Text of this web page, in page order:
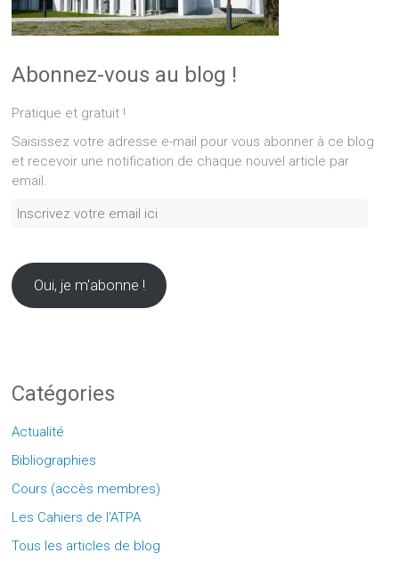
Abonnez-vous au blog !
Pratique et gratuit !
Saisissez votre adresse e-mail pour vous abonner à ce blog
et recevoir une notification de chaque nouvel article par
email.
Inscrivez
ici
Oui, je m'abonne !
Catégories
Actualité
Bibliographies
Cours (accès membres)
Les Cahiers de l'ATPA
Tous les articles de blog